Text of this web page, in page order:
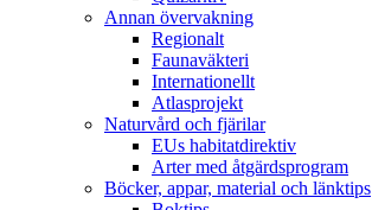
Annan övervakning
Regionalt
Faunaväkteri
Internationellt
Atlasprojekt
Naturvård och fjärilar
EUs habitatdirektiv
Arter med åtgärdsprogram
Böcker, appar, material och länktips